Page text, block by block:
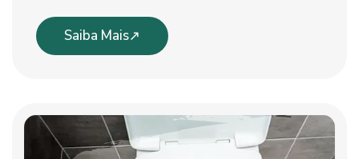
Saiba Mais